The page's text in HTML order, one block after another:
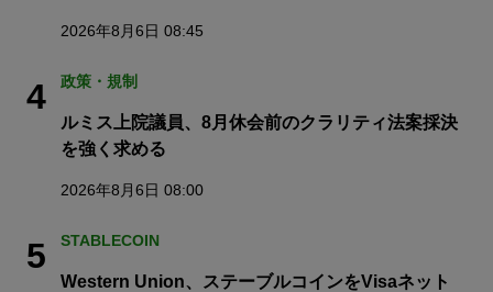
2026年8月6日 08:45
4 政策・規制
ルミス上院議員、8月休会前のクラリティ法案採決
を強く求める
2026年8月6日 08:00
5 STABLECOIN
Western Union、ステーブルコインをVisaネット